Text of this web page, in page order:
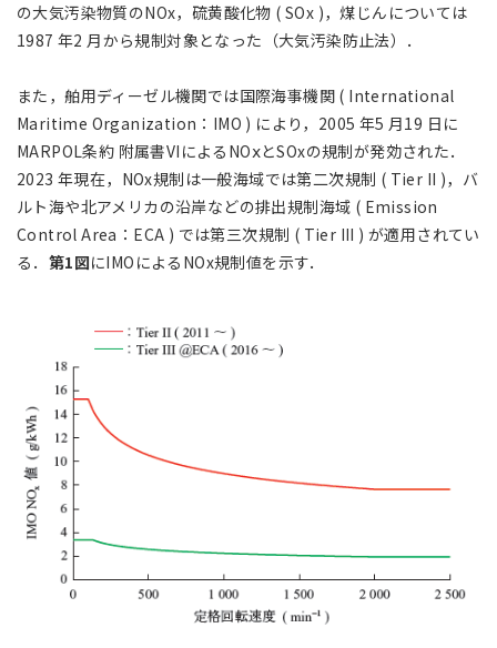
の大気汚染物質のNOx，硫黄酸化物 ( SOx )，煤じんについては
1987 年2 月から規制対象となった（大気汚染防止法）．
また，舶用ディーゼル機関では国際海事機関 ( International
Maritime Organization：IMO ) により，2005 年5 月19 日に
MARPOL条約 附属書VIによるNOⅹとSOxの規制が発効された．
2023 年現在，NOx規制は一般海域では第二次規制 ( Tier II )，バ
ルト海や北アメリカの沿岸などの排出規制海域 ( Emission
Control Area：ECA ) では第三次規制 ( Tier III ) が適用されてい
る． 第1図にIMOによるNOx規制値を示す．